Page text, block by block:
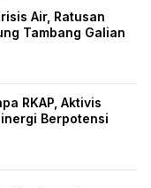
Air, Ratusan
Tambang Galian
RKAP, Aktivis
Berpotensi